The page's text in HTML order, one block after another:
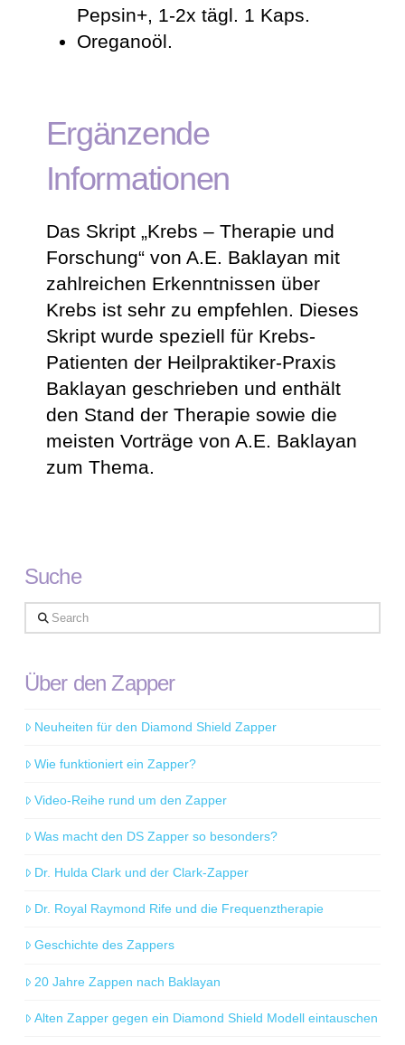
Pepsin+, 1-2x tägl. 1 Kaps.
Oreganoöl.
Ergänzende
Informationen
Das Skript „Krebs – Therapie und
Forschung“ von A.E. Baklayan mit
zahlreichen Erkenntnissen über
Krebs ist sehr zu empfehlen. Dieses
Skript wurde speziell für Krebs-
Patienten der Heilpraktiker-Praxis
Baklayan geschrieben und enthält
den Stand der Therapie sowie die
meisten Vorträge von A.E. Baklayan
zum Thema.
Suche
Search
Über den Zapper
Neuheiten für den Diamond Shield Zapper
Wie funktioniert ein Zapper?
Video-Reihe rund um den Zapper
Was macht den DS Zapper so besonders?
Dr. Hulda Clark und der Clark-Zapper
Dr. Royal Raymond Rife und die Frequenztherapie
Geschichte des Zappers
20 Jahre Zappen nach Baklayan
Alten Zapper gegen ein Diamond Shield Modell eintauschen